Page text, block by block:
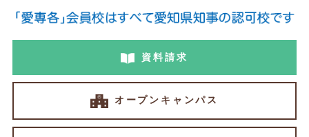
資料請求
オープンキャンパス